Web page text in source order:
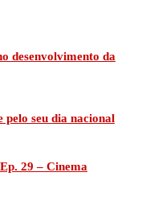
desenvolvimento da
pelo seu dia nacional
29 – Cinema